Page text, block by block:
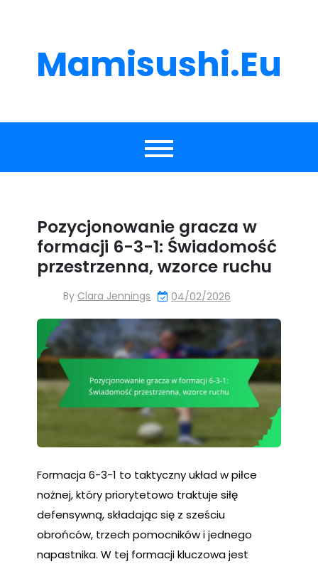
Mamisushi.eu
Pozycjonowanie gracza w
formacji 6-3-1: Świadomość
przestrzenna, wzorce ruchu
By Clara Jennings 04/02/2026
Formacja 6-3-1 to taktyczny układ w piłce
nożnej, który priorytetowo traktuje siłę
defensywną, składając się z sześciu
obrońców, trzech pomocników i jednego
napastnika. W tej formacji kluczowa jest